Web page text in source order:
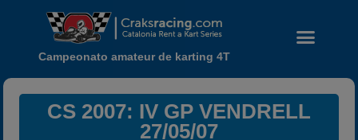
Campeonato amateur de karting 4T
CS 2007: IV GP VENDRELL
27/05/07